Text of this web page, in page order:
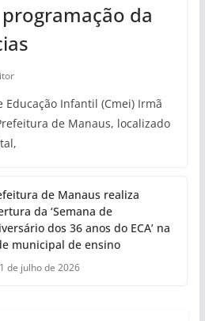
da
Infantil (Cmei) Irmã
de Manaus, localizado
de Manaus realiza
da ‘Semana de
dos 36 anos do ECA’ na
municipal de ensino
de julho de 2026